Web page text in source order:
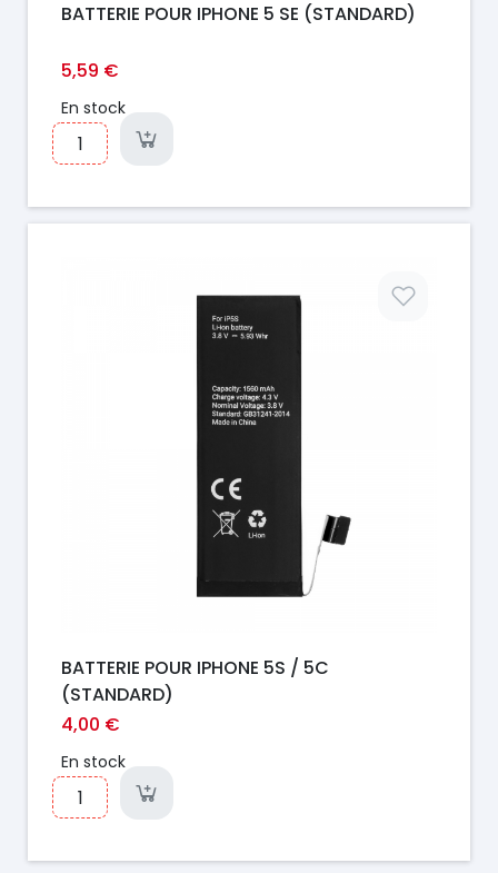
BATTERIE POUR IPHONE 5 SE (STANDARD)
5,59 €
En stock
BATTERIE POUR IPHONE 5S / 5C
(STANDARD)
4,00 €
En stock